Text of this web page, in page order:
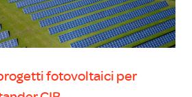
fotovoltaici per